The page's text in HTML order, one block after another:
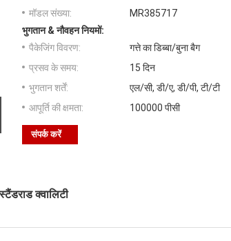
मॉडल संख्या:
MR385717
भुगतान & नौवहन नियमों:
पैकेजिंग विवरण:
गत्ते का डिब्बा/बुना बैग
प्रसव के समय:
15 दिन
भुगतान शर्तें:
एल/सी, डी/ए, डी/पी, टी/टी
आपूर्ति की क्षमता:
100000 पीसी
संपर्क करें
क्वालिटी